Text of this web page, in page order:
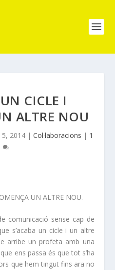
CICLE I
ALTRE NOU
5, 2014| Col·laboracions | 1
UN ALTRE NOU.
comunicació sense cap de
s’acaba un cicle i un altre
arribe un profeta amb una
ens passa és que tot s’ha
que hem tingut fins ara no